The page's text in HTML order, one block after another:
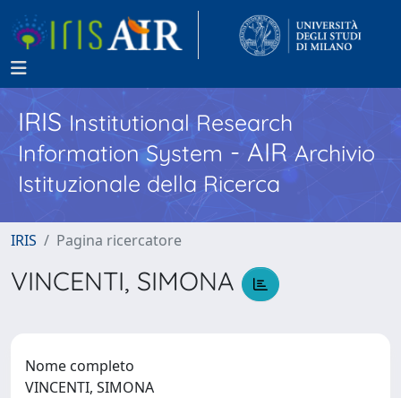
IRISInstitutional Research
Information System - AIR Archivio
Istituzionale della Ricerca
IRIS Pagina ricercatore
VINCENTI, SIMONA
Nome completo
VINCENTI, SIMONA